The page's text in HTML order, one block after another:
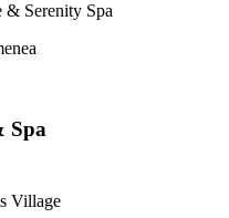
& Serenity Spa
Spa
Village